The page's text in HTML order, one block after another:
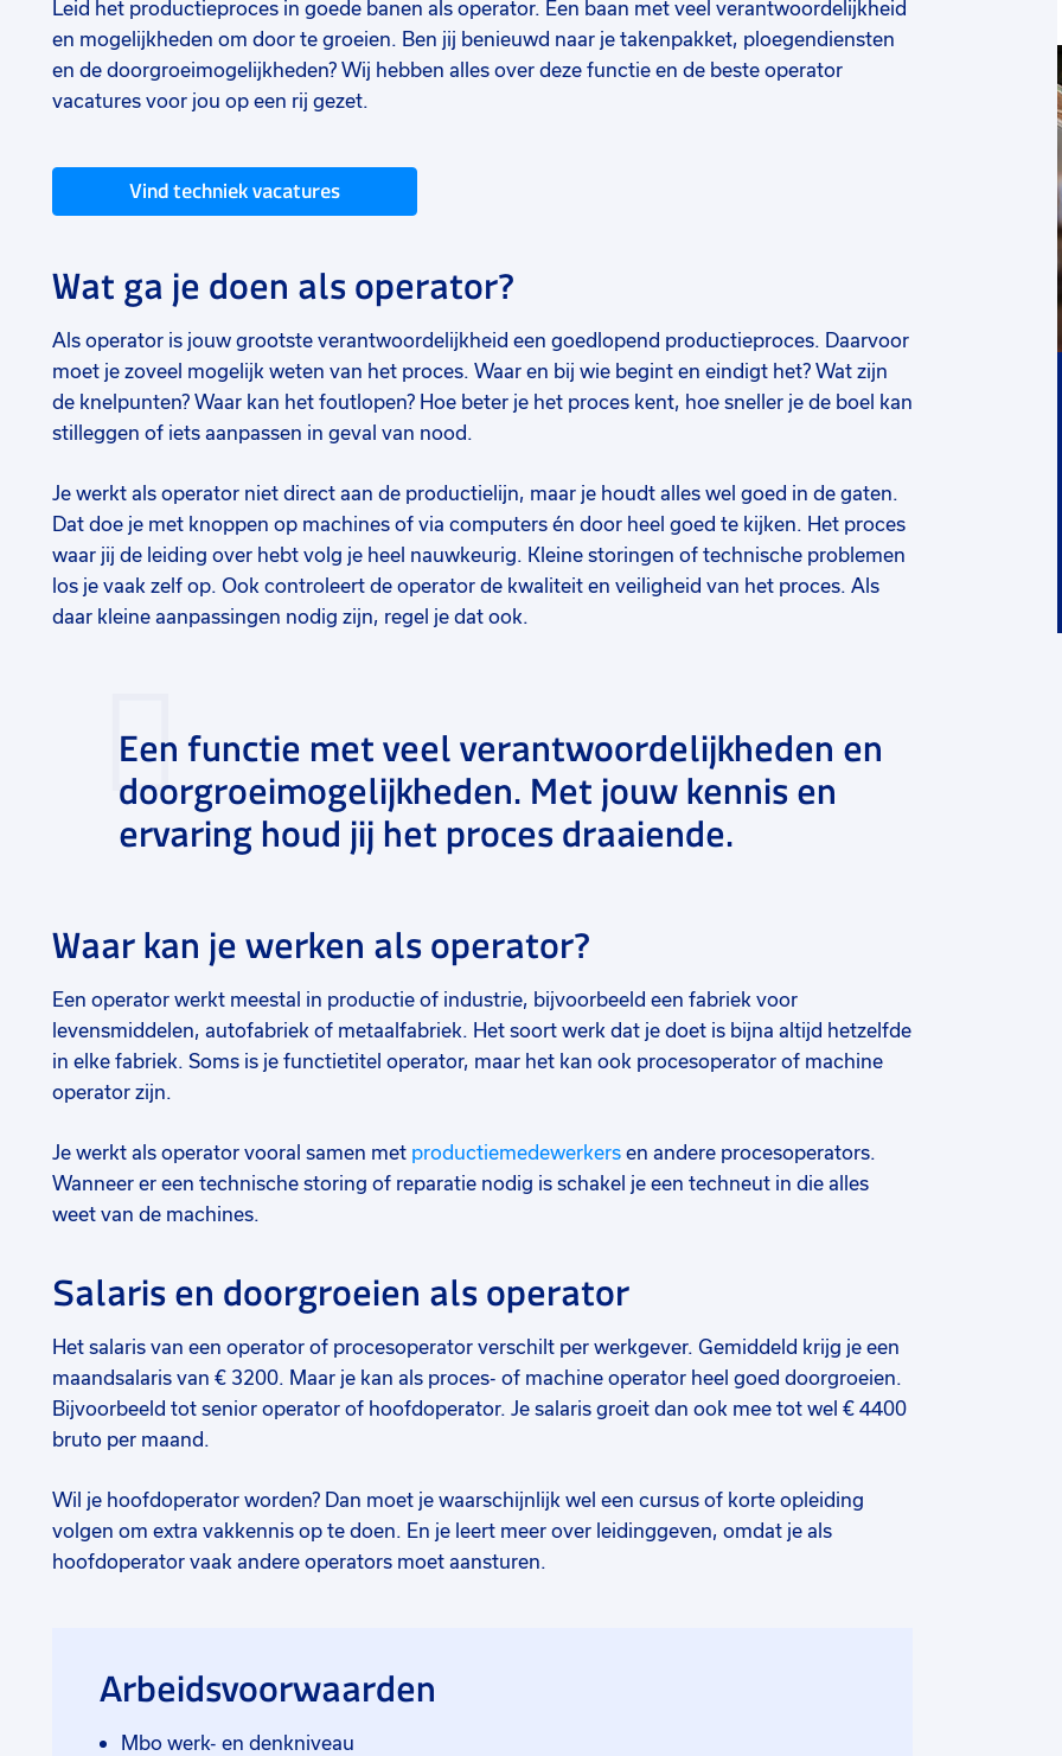
Leid het productieproces in goede banen als operator. Een baan met veel verantwoordelijkheid
en mogelijkheden om door te groeien. Ben jij benieuwd naar je takenpakket, ploegendiensten
en de doorgroeimogelijkheden? Wij hebben alles over deze functie en de beste operator
vacatures voor jou op een rij gezet.
Vind techniek vacatures
Wat ga je doen als operator?
Als operator is jouw grootste verantwoordelijkheid een goedlopend productieproces. Daarvoor
moet je zoveel mogelijk weten van het proces. Waar en bij wie begint en eindigt het? Wat zijn
de knelpunten? Waar kan het foutlopen? Hoe beter je het proces kent, hoe sneller je de boel kan
stilleggen of iets aanpassen in geval van nood.
Je werkt als operator niet direct aan de productielijn, maar je houdt alles wel goed in de gaten.
Dat doe je met knoppen op machines of via computers én door heel goed te kijken. Het proces
waar jij de leiding over hebt volg je heel nauwkeurig. Kleine storingen of technische problemen
los je vaak zelf op. Ook controleert de operator de kwaliteit en veiligheid van het proces. Als
daar kleine aanpassingen nodig zijn, regel je dat ook.
Een functie met veel verantwoordelijkheden en
doorgroeimogelijkheden. Met jouw kennis en
ervaring houd jij het proces draaiende.
Waar kan je werken als operator?
Een operator werkt meestal in productie of industrie, bijvoorbeeld een fabriek voor
levensmiddelen, autofabriek of metaalfabriek. Het soort werk dat je doet is bijna altijd hetzelfde
in elke fabriek. Soms is je functietitel operator, maar het kan ook procesoperator of machine
operator zijn.
Je werkt als operator vooral samen met productiemedewerkers en andere procesoperators.
Wanneer er een technische storing of reparatie nodig is schakel je een techneut in die alles
weet van de machines.
Salaris en doorgroeien als operator
Het salaris van een operator of procesoperator verschilt per werkgever. Gemiddeld krijg je een
maandsalaris van € 3200. Maar je kan als proces- of machine operator heel goed doorgroeien.
Bijvoorbeeld tot senior operator of hoofdoperator. Je salaris groeit dan ook mee tot wel € 4400
bruto per maand.
Wil je hoofdoperator worden? Dan moet je waarschijnlijk wel een cursus of korte opleiding
volgen om extra vakkennis op te doen. En je leert meer over leidinggeven, omdat je als
hoofdoperator vaak andere operators moet aansturen.
Arbeidsvoorwaarden
Mbo werk- en denkniveau